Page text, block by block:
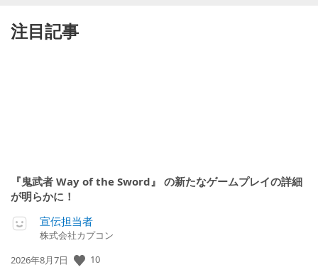
注目記事
『鬼武者 Way of the Sword』 の新たなゲームプレイの詳細
が明らかに！
宣伝担当者
株式会社カプコン
公
2026年8月7日 10